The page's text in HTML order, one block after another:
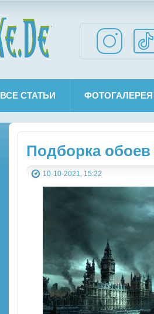
ВСЕ СТАТЬИ ФОТОГАЛЕРЕЯ
Подборка обоев
10-10-2021, 15:22